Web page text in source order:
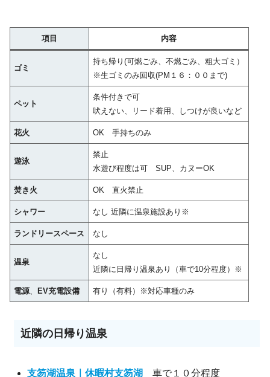
項目 内容
ゴミ
持ち帰り(可燃ごみ、不燃ごみ、粗大ゴミ）
※生ゴミのみ回収(PM１６：００まで)
ペット
条件付きで可
吠えない、リード着用、しつけが良いなど
花火 OK 手持ちのみ
遊泳
禁止
水遊び程度は可 SUP、カヌーOK
焚き火 OK 直火禁止
シャワー なし 近隣に温泉施設あり※
ランドリースペース なし
温泉
なし
近隣に日帰り温泉あり（車で10分程度）※
電源、 EV充電設備 有り（有料）※対応車種のみ
近隣の日帰り温泉
支笏湖温泉｜休暇村支笏湖
車で１０分程度